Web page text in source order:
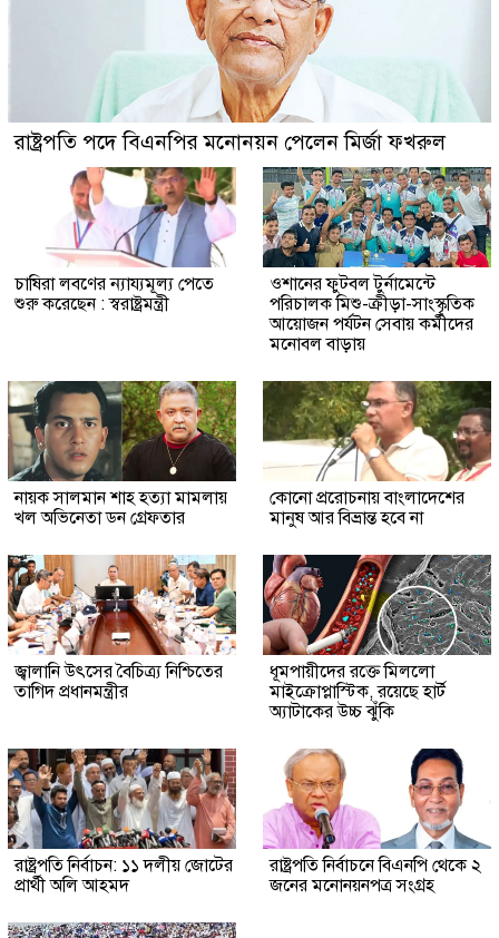
রাষ্ট্রপতি পদে বিএনপির মনোনয়ন পেলেন মির্জা ফখরুল
চাষিরা লবণের ন্যায্যমূল্য পেতে
শুরু করেছেন : স্বরাষ্ট্রমন্ত্রী
ওশানের ফুটবল টুর্নামেন্টে
পরিচালক মিশু-ক্রীড়া-সাংস্কৃতিক
আয়োজন পর্যটন সেবায় কর্মীদের
মনোবল বাড়ায়
নায়ক সালমান শাহ হত্যা মামলায়
খল অভিনেতা ডন গ্রেফতার
কোনো প্ররোচনায় বাংলাদেশের
মানুষ আর বিভ্রান্ত হবে না
জ্বালানি উৎসের বৈচিত্র্য নিশ্চিতের
তাগিদ প্রধানমন্ত্রীর
ধূমপায়ীদের রক্তে মিললো
মাইক্রোপ্লাস্টিক, রয়েছে হার্ট
অ্যাটাকের উচ্চ ঝুঁকি
রাষ্ট্রপতি নির্বাচন: ১১ দলীয় জোটের
প্রার্থী অলি আহমদ
রাষ্ট্রপতি নির্বাচনে বিএনপি থেকে ২
জনের মনোনয়নপত্র সংগ্রহ